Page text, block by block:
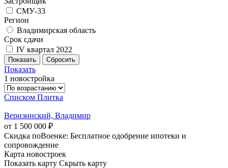
СМУ-33
Регион
Владимирская область
Срок сдачи
IV квартал 2022
Показать
1 новостройка
Списком Плитка
Веризинский, Владимир
от 1 500 000 ₽
Скидка поВоенке: Бесплатное одобрение ипотеки и
сопровождение
Карта новостроек
Показать карту Скрыть карту